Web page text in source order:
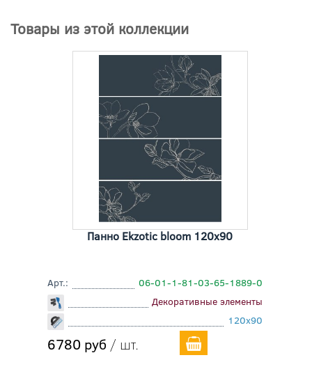
Товары из этой коллекции
Панно Ekzotic bloom 120x90
Арт.:
06-01-1-81-03-65-1889-0
Декоративные элементы
120x90
6780 руб / шт.